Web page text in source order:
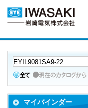
マイバインダー